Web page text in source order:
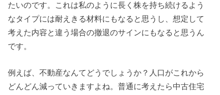
たいのです。これは私のように長く株を持ち続けるよう
なタイプには耐えきる材料にもなると思うし、想定して
考えた内容と違う場合の撤退のサインにもなると思うん
です。
例えば、不動産なんてどうでしょうか？人口がこれから
どんどん減っていきますよね。普通に考えたら中古住宅